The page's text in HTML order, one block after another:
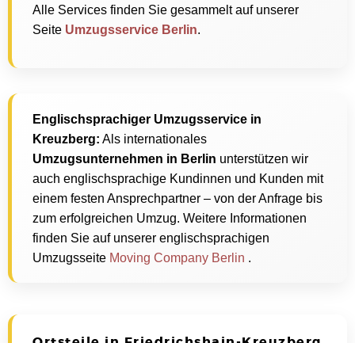
Alle Services finden Sie gesammelt auf unserer
Seite Umzugsservice Berlin.
Englischsprachiger Umzugsservice in
Kreuzberg: Als internationales
Umzugsunternehmen in Berlin unterstützen wir
auch englischsprachige Kundinnen und Kunden mit
einem festen Ansprechpartner – von der Anfrage bis
zum erfolgreichen Umzug. Weitere Informationen
finden Sie auf unserer englischsprachigen
Umzugsseite Moving Company Berlin .